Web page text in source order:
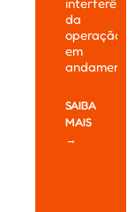
da
operação
em
andamento
SAIBA
MAIS
→